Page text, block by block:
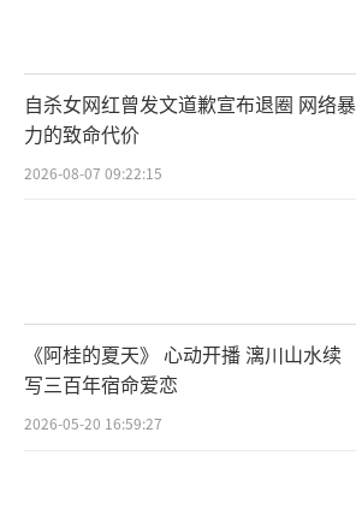
自杀女网红曾发文道歉宣布退圈 网络暴
力的致命代价
2026-08-07 09:22:15
《阿桂的夏天》 心动开播 漓川山水续
写三百年宿命爱恋
2026-05-20 16:59:27